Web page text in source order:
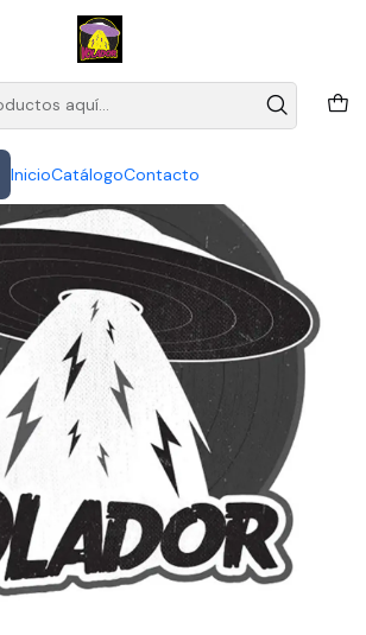
InicioCatálogoContacto
Este es el texto del slide